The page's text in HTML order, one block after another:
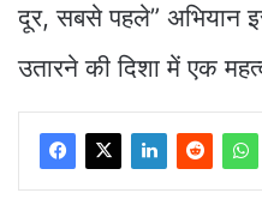
दूर, सबसे पहले” अभियान
उतारने की दिशा में एक